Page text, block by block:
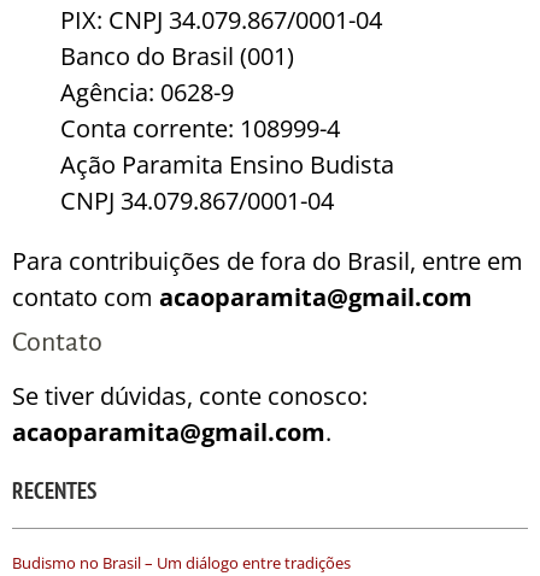
PIX: CNPJ 34.079.867/0001-04
Banco do Brasil (001)
Agência: 0628-9
Conta corrente: 108999-4
Ação Paramita Ensino Budista
CNPJ 34.079.867/0001-04
Para contribuições de fora do Brasil, entre em
contato com acaoparamita@gmail.com
Contato
Se tiver dúvidas, conte conosco:
acaoparamita@gmail.com.
RECENTES
Budismo no Brasil – Um diálogo entre tradições